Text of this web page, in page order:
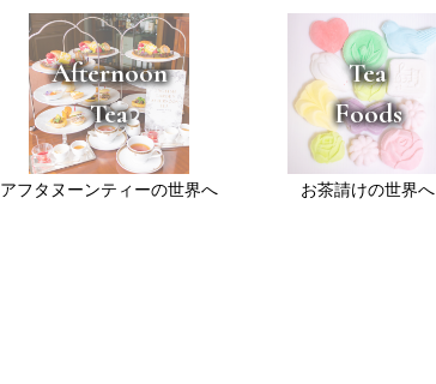
Afternoon
Tea
アフタヌーンティーの世界へ
Tea
Foods
お茶請けの世界へ